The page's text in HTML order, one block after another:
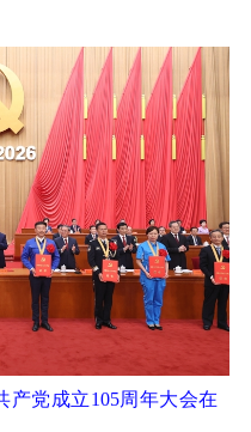
产党成立105周年大会在